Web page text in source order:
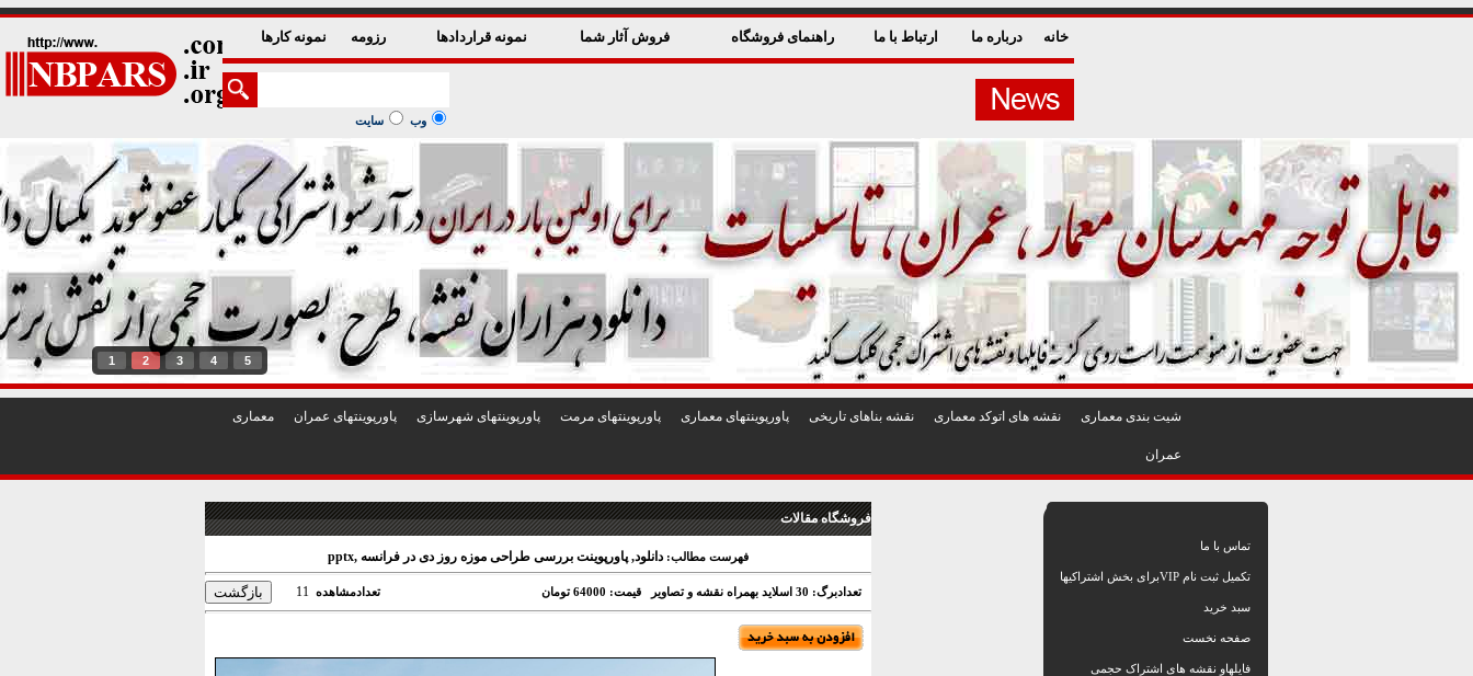
خانه درباره ما ارتباط با ما راهنمای فروشگاه فروش آثار شما نمونه قراردادها رزومه نمونه کارها
وب سایت
1 2 3 4 5
شيت بندی معماری نقشه های اتوکد معماری نقشه بناهای تاريخی پاورپوينتهای معماری پاورپوينتهای مرمت پاورپوينتهای شهرسازی پاورپوينتهای عمران معماری
عمران
فروشگاه مقالات
فهرست مطالب: دانلود, پاورپوینت بررسی طراحی موزه روز دی در فرانسه ,pptx
تعدادبرگ: 30 اسلاید بهمراه نقشه و تصاویر قیمت: 64000 تومان تعدادمشاهده 11
تماس با ما
تکمیل ثبت نام VIPبرای بخش اشتراکیها
سبد خرید
صفحه نخست
فایلهاو نقشه های اشتراک حجمی